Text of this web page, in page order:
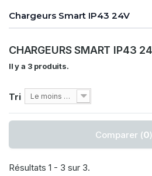
Chargeurs Smart IP43 24V
CHARGEURS SMART IP43
Il y a 3 produits.
Tri Le moins cher
Comparer (0)
Résultats 1 - 3 sur 3.